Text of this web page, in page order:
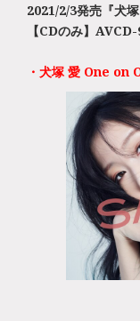
2021/2/3発売『犬
【CDのみ】
・犬塚 愛 One